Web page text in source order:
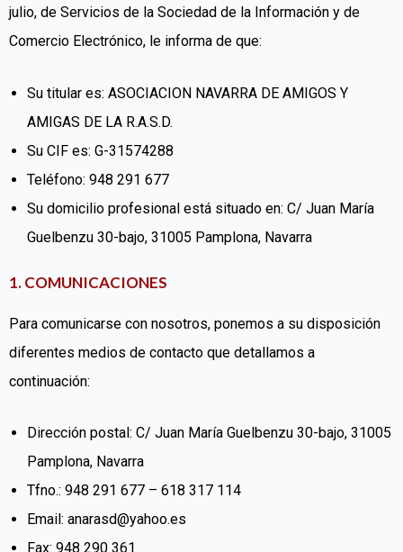
julio, de Servicios de la Sociedad de la Información y de
Comercio Electrónico, le informa de que:
Su titular es: ASOCIACION NAVARRA DE AMIGOS Y
AMIGAS DE LA R.A.S.D.
Su CIF es: G-31574288
Teléfono: 948 291 677
Su domicilio profesional está situado en: C/ Juan María
Guelbenzu 30-bajo, 31005 Pamplona, Navarra
1. COMUNICACIONES
Para comunicarse con nosotros, ponemos a su disposición
diferentes medios de contacto que detallamos a
continuación:
Dirección postal: C/ Juan María Guelbenzu 30-bajo, 31005
Pamplona, Navarra
Tfno.: 948 291 677 – 618 317 114
Email: anarasd@yahoo.es
Fax: 948 290 361